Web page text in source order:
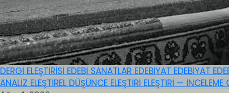
DERGİ ELEŞTİRİSİ EDEBİ SANATLAR EDEBİYAT EDEBİYAT
ANALİZ ELEŞTİREL DÜŞÜNCE ELEŞTİRİ ELEŞTİRİ — İNCELEME